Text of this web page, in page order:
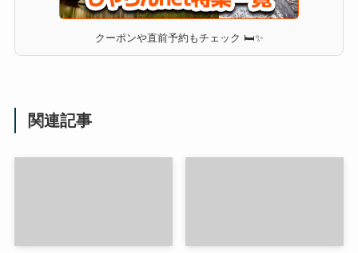
クーポンや直前予約もチェック 🛏✨
関連記事